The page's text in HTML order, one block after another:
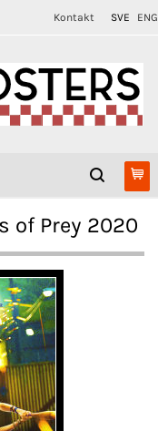
Kontakt SVE ENG
of Prey 2020